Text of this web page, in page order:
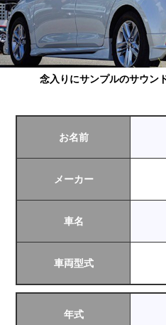
念入りにサンプルのサウン
お名前
メーカー
車名
車両型式
年式